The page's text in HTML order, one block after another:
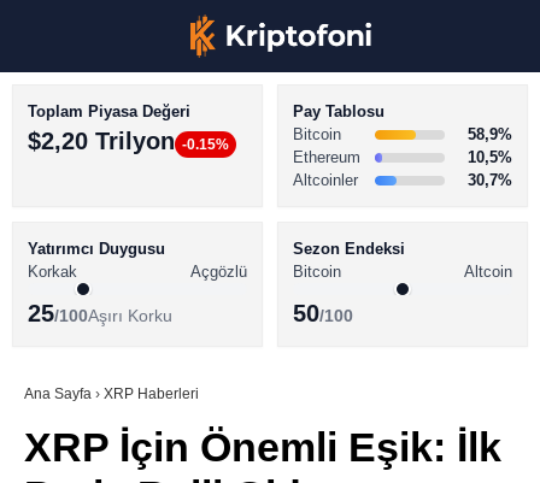
Youtube
BİTCOİN HABERLERİ
ALTCOİN HABERLERİ
SÖZLÜK
Toplam Piyasa Değeri
$2,20 Trilyon -0.15%
Pay Tablosu
Bitcoin
58,9%
Ethereum
10,5%
Altcoinler
30,7%
Yatırımcı Duygusu
Korkak
Açgözlü
25/100Aşırı Korku
Sezon Endeksi
Bitcoin
Altcoin
50/100
Ana Sayfa › XRP Haberleri
XRP İçin Önemli Eşik: İlk